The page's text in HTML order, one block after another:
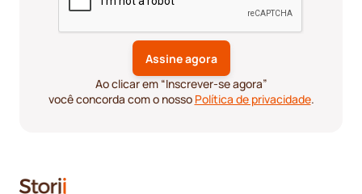
Ao clicar em “Inscrever-se agora”
você concorda com o nosso Política de privacidade.